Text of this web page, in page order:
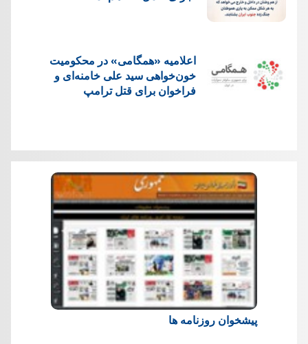
اعلامیه «همگامی» در محکومیت
خون‌خواهی سید علی خامنه‌ای و
فراخوان برای قتل ترامپ
پیشخوان روزنامه ها